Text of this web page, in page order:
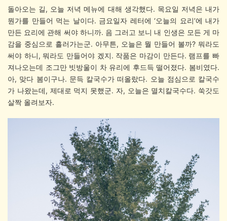
돌아오는 길, 오늘 저녁 메뉴에 대해 생각했다. 목요일 저녁은 내가
뭔가를 만들어 먹는 날이다. 금요일자 레터에 ‘오늘의 요리’에 내가
만든 요리에 관해 써야 하니까. 음 그러고 보니 내 인생은 모든 게 마
감을 중심으로 흘러가는군. 아무튼, 오늘은 뭘 만들어 볼까? 뭐라도
써야 하니, 뭐라도 만들어야 겠지. 작품은 마감이 만든다. 램프를 빠
져나오는데 조그만 빗방울이 차 유리에 후드득 떨어졌다. 봄비였다.
아, 맞다 봄이구나. 문득 칼국수가 떠올랐다. 오늘 점심으로 칼국수
가 나왔는데, 제대로 먹지 못했군. 자, 오늘은 멸치칼국수다. 쑥갓도
살짝 올려보자.